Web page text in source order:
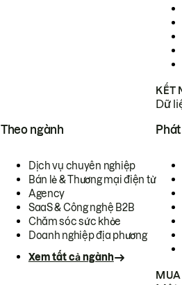
KẾT
Dữ
Theo ngành
Dịch vụ chuyên nghiệp
Bán lẻ & Thương mại điện tử
Agency
SaaS & Công nghệ B2B
Chăm sóc sức khỏe
Doanh nghiệp địa phương
Xem tất cả ngành